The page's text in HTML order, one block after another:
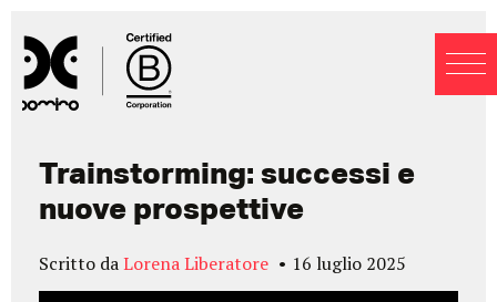
Blog
Trainstorming: successi e
nuove prospettive
Scritto daLorena Liberatore 16 luglio 2025